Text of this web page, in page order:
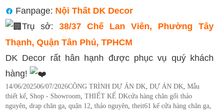
Fanpage: Nội Thất DK Decor
Trụ sở:38/37 Chế Lan Viên, Phường Tây
Thạnh, Quận Tân Phú, TPHCM
DK Decor rất hân hạnh được phục vụ quý khách
hàng!
Posted
on
14/06/202506/07/2026Categories
CÔNG TRÌNH DỰ ÁN DK,DỰ ÁN DK,Mẫu
thiết kế, Shop - Showroom,THIẾT KẾ DKTags
cửa hàng chăn gối thảo
nguyên,drap chăn ga,quận 12,thảo nguyên,theit61 kế cửa hàng chăn ga,